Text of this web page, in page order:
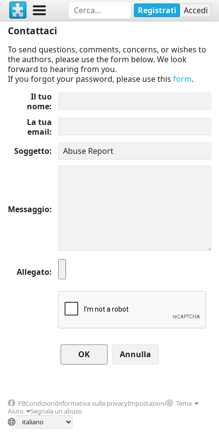
Registrati Accedi
Contattaci
To send questions, comments, concerns, or wishes to
the authors, please use the form below. We look
forward to hearing from you.
If you forgot your password, please use this form.
Il tuo
nome
La tua
email
Soggetto
Messaggio
Allegato
Annulla
FBCondizioniInformativa sulla privacyImpostazioni
Tema
Aiuto
Segnala un abuso